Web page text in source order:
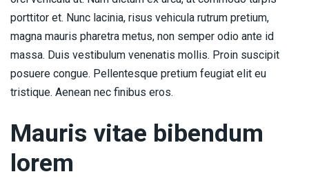
porttitor et. Nunc lacinia, risus vehicula rutrum pretium,
magna mauris pharetra metus, non semper odio ante id
massa. Duis vestibulum venenatis mollis. Proin suscipit
posuere congue. Pellentesque pretium feugiat elit eu
tristique. Aenean nec finibus eros.
Mauris vitae bibendum
lorem